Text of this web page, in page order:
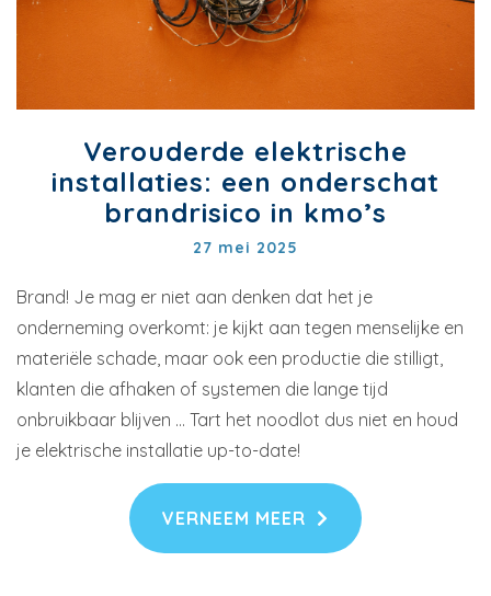
Verouderde elektrische
installaties: een onderschat
brandrisico in kmo’s
27 mei 2025
Brand! Je mag er niet aan denken dat het je
onderneming overkomt: je kijkt aan tegen menselijke en
materiële schade, maar ook een productie die stilligt,
klanten die afhaken of systemen die lange tijd
onbruikbaar blijven … Tart het noodlot dus niet en houd
je elektrische installatie up-to-date!
VERNEEM MEER